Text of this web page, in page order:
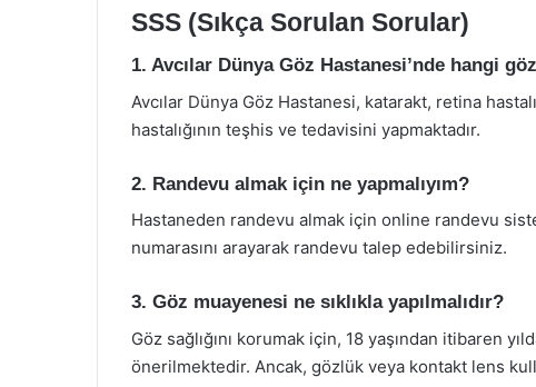
SSS (Sıkça Sorulan Sorular)
1. Avcılar Dünya Göz Hastanesi’nde hangi
Avcılar Dünya Göz Hastanesi, katarakt, retina
hastalığının teşhis ve tedavisini yapmaktadır.
2. Randevu almak için ne yapmalıyım?
Hastaneden randevu almak için online randevu
numarasını arayarak randevu talep edebilirsiniz.
3. Göz muayenesi ne sıklıkla yapılmalıdır?
Göz sağlığını korumak için, 18 yaşından itibaren
önerilmektedir. Ancak, gözlük veya kontakt lens